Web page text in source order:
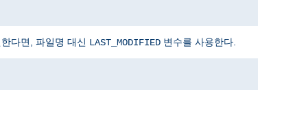
다면, 파일명 대신 LAST_MODIFIED 변수를 사용한다.